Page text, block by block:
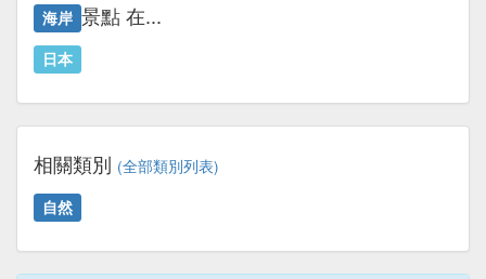
海岸 景點 在...
日本
相關類別 (全部類別列表)
自然